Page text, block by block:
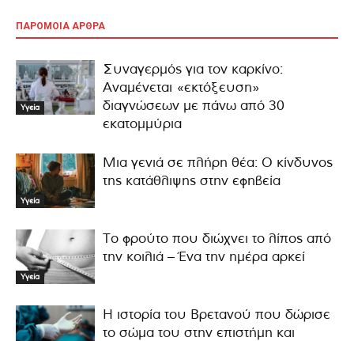
ΠΑΡΟΜΟΙΑ ΑΡΘΡΑ
Υγεία
Συναγερμός για τον καρκίνο:
Αναμένεται «εκτόξευση»
διαγνώσεων με πάνω από 30
εκατομμύρια
Υγεία
Μια γενιά σε πλήρη θέα: Ο κίνδυνος
της κατάθλιψης στην εφηβεία
Υγεία
Το φρούτο που διώχνει το λίπος από
την κοιλιά – Ένα την ημέρα αρκεί
Η ιστορία του Βρετανού που δώρισε
το σώμα του στην επιστήμη και